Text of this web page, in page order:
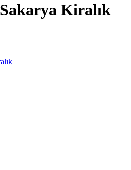
Kiralık